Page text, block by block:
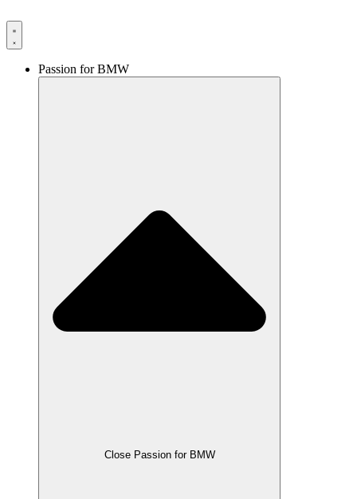
til
indhold
Passion for BMW
Close Passion for BMW